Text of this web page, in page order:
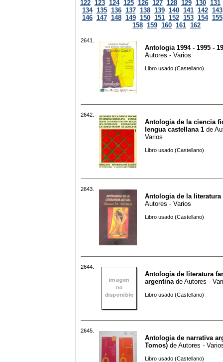
122 123 124 125 126 127 128 129 130 131
134 135 136 137 138 139 140 141 142 143
146 147 148 149 150 151 152 153 154 155
158 159 160 161 162
2641.
Antologia 1994 - 1995 -
Autores - Varios
Libro usado (Castellano)
2642.
Antologia de la ciencia
lengua castellana 1 de
Varios
Libro usado (Castellano)
2643.
Antologia de la literatura
Autores - Varios
Libro usado (Castellano)
2644.
Antologia de literatura
argentina de Autores -
Libro usado (Castellano)
2645.
Antologia de narrativa
Tomos) de Autores -
Libro usado (Castellano)